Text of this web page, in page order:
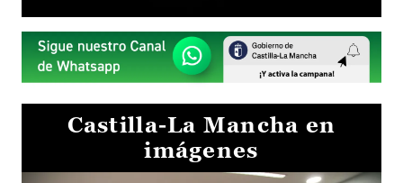
Castilla-La Mancha en
imágenes